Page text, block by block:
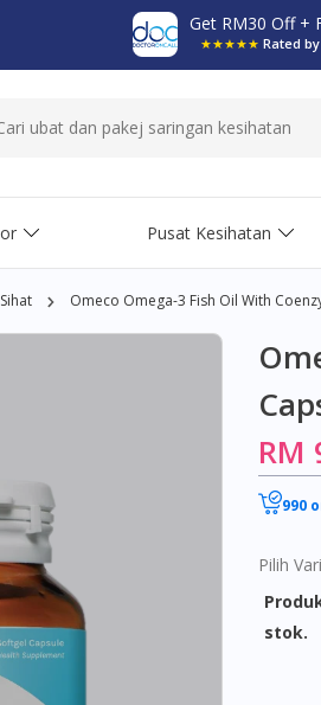
Get RM30 Off +
★★★★★ Rated
Pusat Kesihatan
Omeco Omega-3 Fish Oil With
RM
990
Pilih
stok.